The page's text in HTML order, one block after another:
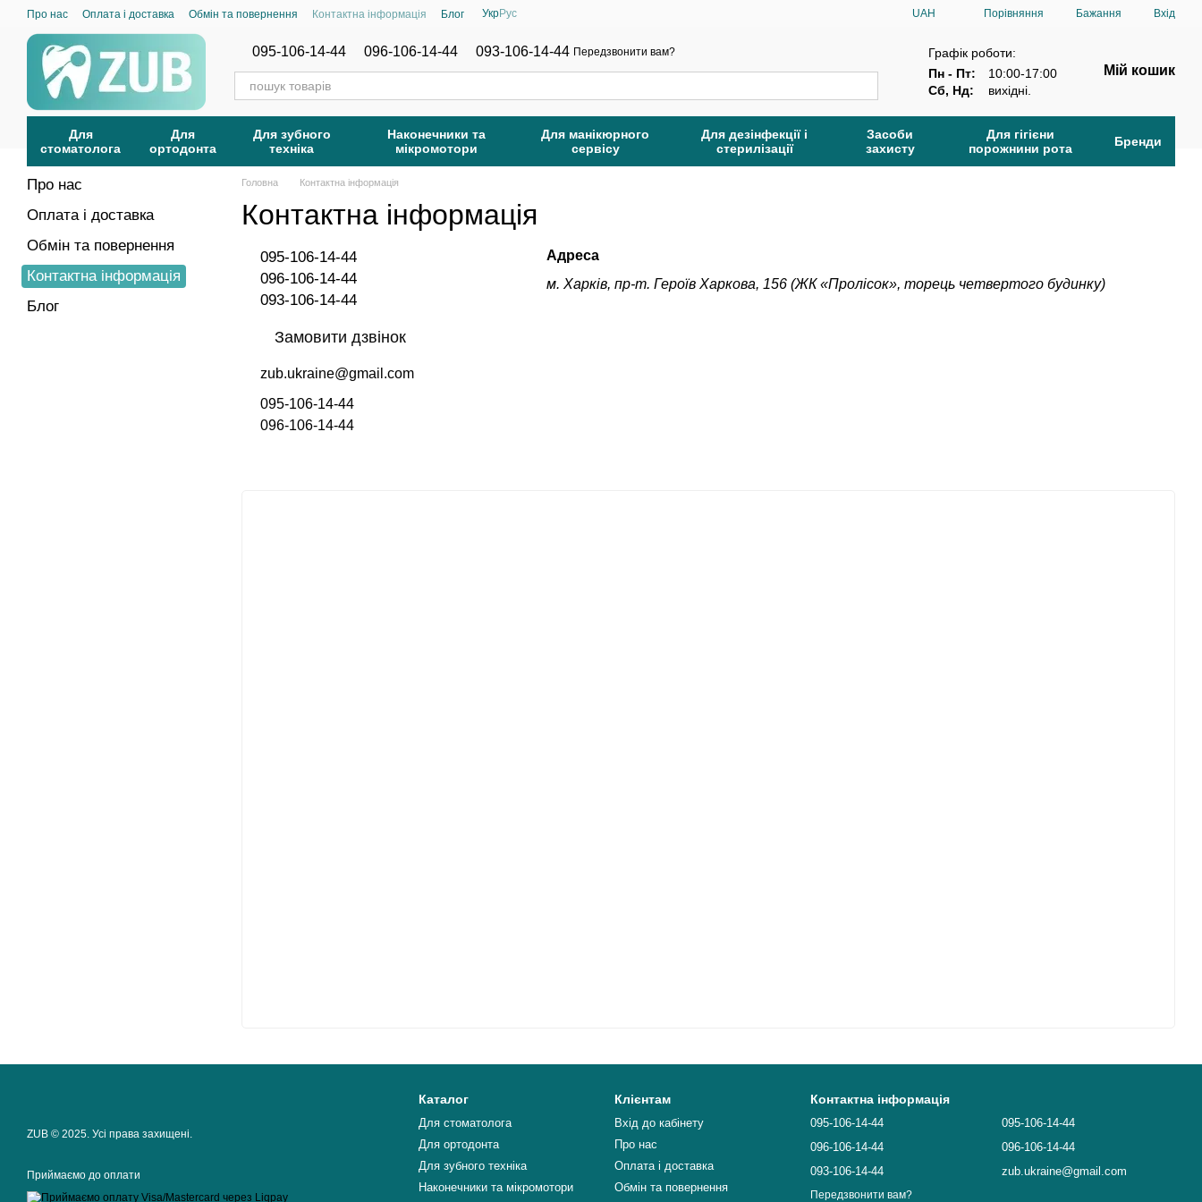
Перейти до основного контенту
Про нас Оплата і доставка Обмін та повернення Контактна інформація Блог УкрРус UAH Порівняння Бажання Вхід
095-106-14-44 096-106-14-44 093-106-14-44 Передзвонити вам?
Графік роботи:
Пн - Пт:
10:00-17:00
Сб, Нд:
вихідні.
Мій кошик
Для
стоматолога
Для
ортодонта
Для зубного
техніка
Наконечники та
мікромотори
Для манікюрного
сервісу
Для дезінфекції і
стерилізації
Засоби
захисту
Для гігієни
порожнини рота
Бренди
Головна Контактна інформація
Контактна інформація
095-106-14-44
096-106-14-44
093-106-14-44
Замовити дзвінок
zub.ukraine@gmail.com
095-106-14-44
096-106-14-44
Адреса
м. Харків, пр-т. Героїв Харкова, 156 (ЖК «Пролiсок», торець четвертого будинку)
Про нас
Оплата і доставка
Обмін та повернення
Контактна інформація
Блог
ZUB © 2025. Усі права захищені.
Приймаємо до оплати
Каталог
Для стоматолога
Для ортодонта
Для зубного техніка
Наконечники та мікромотори
Клієнтам
Вхід до кабінету
Про нас
Оплата і доставка
Обмін та повернення
Контактна інформація
095-106-14-44
096-106-14-44
093-106-14-44
Передзвонити вам?
095-106-14-44
096-106-14-44
zub.ukraine@gmail.com